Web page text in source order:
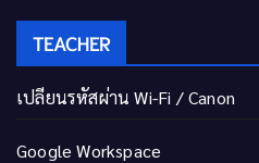
TEACHER
เปลี่ยนรหัสผ่าน Wi-Fi / Canon
Google Workspace